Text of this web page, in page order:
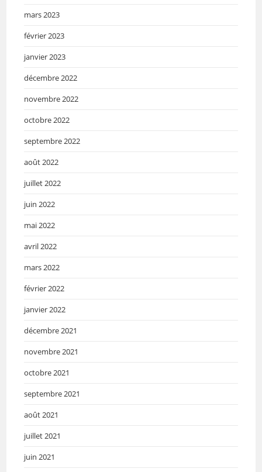
mars 2023
février 2023
janvier 2023
décembre 2022
novembre 2022
octobre 2022
septembre 2022
août 2022
juillet 2022
juin 2022
mai 2022
avril 2022
mars 2022
février 2022
janvier 2022
décembre 2021
novembre 2021
octobre 2021
septembre 2021
août 2021
juillet 2021
juin 2021